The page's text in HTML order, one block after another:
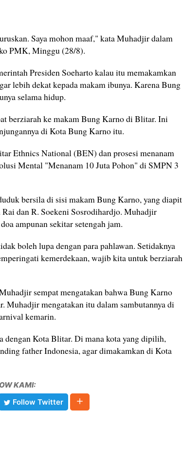
Saya mohon maaf," kata Muhadjir dalam
PMK, Minggu (28/8).
Presiden Soeharto kalau itu memakamkan
lebih dekat kepada makam ibunya. Karena Bung
selama hidup.
berziarah ke makam Bung Karno di Blitar. Ini
di Kota Bung Karno itu.
Ethnics National (BEN) dan prosesi menanam
Mental "Menanam 10 Juta Pohon" di SMPN 3
bersila di sisi makam Bung Karno, yang diapit
dan R. Soekeni Sosrodihardjo. Muhadjir
ampunan sekitar setengah jam.
boleh lupa dengan para pahlawan. Setidaknya
kemerdekaan, wajib kita untuk berziarah
sempat mengatakan bahwa Bung Karno
Muhadjir mengatakan itu dalam sambutannya di
kemarin.
dengan Kota Blitar. Di mana kota yang dipilih,
father Indonesia, agar dimakamkan di Kota
KAMI:
Follow Twitter